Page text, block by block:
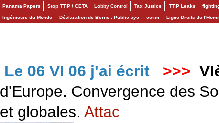
Panama Papers Stop TTIP / CETA Lobby Control Tax Justice TTIP Leaks
Ingénieurs du Monde Déclaration de Berne : Public eye cetim Ligue Droits de
Le 06 VI 06 j'ai écrit >>>
d'Europe. Convergence des
et globales. Attac